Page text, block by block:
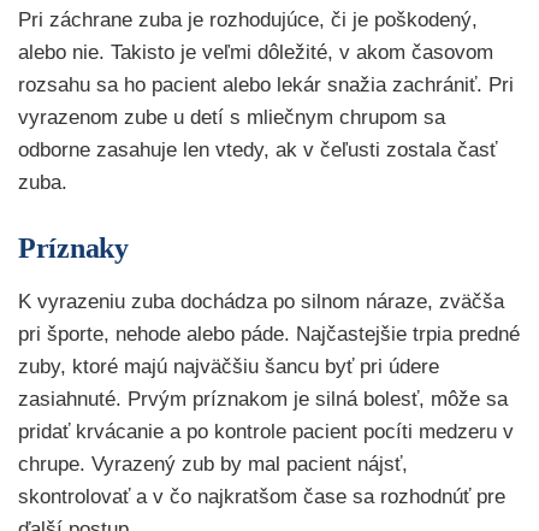
Pri záchrane zuba je rozhodujúce, či je poškodený,
alebo nie. Takisto je veľmi dôležité, v akom časovom
rozsahu sa ho pacient alebo lekár snažia zachrániť. Pri
vyrazenom zube u detí s mliečnym chrupom sa
odborne zasahuje len vtedy, ak v čeľusti zostala časť
zuba.
Príznaky
K vyrazeniu zuba dochádza po silnom náraze, zväčša
pri športe, nehode alebo páde. Najčastejšie trpia predné
zuby, ktoré majú najväčšiu šancu byť pri údere
zasiahnuté. Prvým príznakom je silná bolesť, môže sa
pridať krvácanie a po kontrole pacient pocíti medzeru v
chrupe. Vyrazený zub by mal pacient nájsť,
skontrolovať a v čo najkratšom čase sa rozhodnúť pre